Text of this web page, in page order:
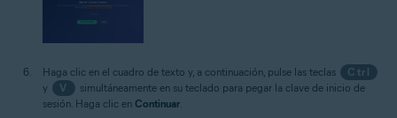
Haga clic en el cuadro de texto y, a continuación, pulse las teclas
Ctrl
y
V
simultáneamente en su teclado para pegar la clave de inicio de
sesión. Haga clic en Continuar.